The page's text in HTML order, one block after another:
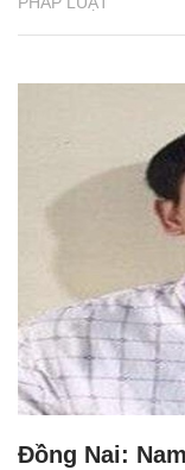
Đồng Nai: